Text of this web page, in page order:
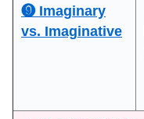
❾ Imaginary
vs. Imaginative